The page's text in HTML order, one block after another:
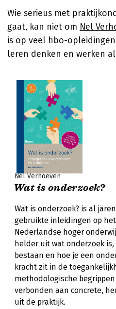
Wie serieus met
gaat, kan niet om Nel
is op veel hbo-
leren denken en werken
Nel Verhoeven
Wat is onderzoek?
Wat is onderzoek? is al
gebruikte inleidingen op
Nederlandse hoger
helder uit wat onderzoek
bestaan en hoe je een
kracht zit in de
methodologische
verbonden aan concrete,
uit de praktijk.